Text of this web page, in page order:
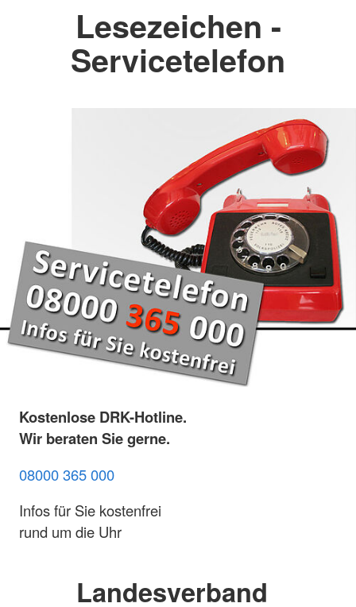
Lesezeichen -
Servicetelefon
Kostenlose DRK-Hotline.
Wir beraten Sie gerne.
08000 365 000
Infos für Sie kostenfrei
rund um die Uhr
Landesverband